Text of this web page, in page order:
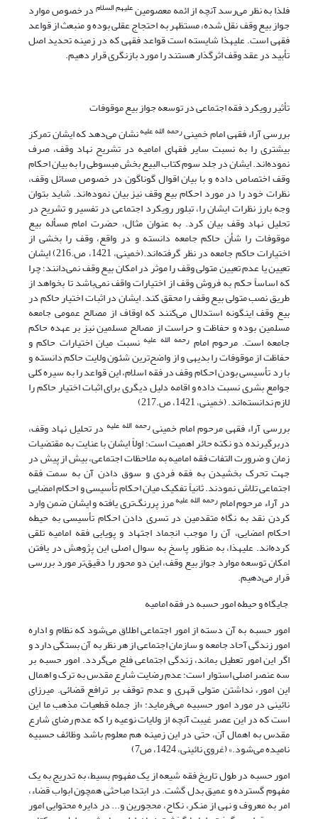
فلذا به نظر می‌رسد آنچه از ائمه معصومینعلیهم السلام در خصوص موارد
جواز بیع وقف نقل شده، مستظهر به احتجاج عقلی بوده و منبعث از قواعد
فقهی است. علیهذا شایسته است قواعد فقهی که در زمینه تحدید اصل
تأبید در عقد وقف اثرگذار هستند را مورد بازنگری قرار دهیم.
تأثیر رویکرد فقه اجتماعی در توسعه جواز بیع موقوفات
بررسی آراء فقهی امام خمینیرحمه الله علیهنشان می‌دهد که ایشان تمرکز
بیشتری را به نسبت سایر فقهای امامیه در تشریح نهاد وقف، صرف
نموده‌اند. ایشان در جلد سوم کتاب ‌البیع بخش مبسوطی را به بیان احکام
وقف اختصاص داده و با بیان اقوال گوناگون در خصوص مسائل وقف،
نظرات خود را در مورد احکام بیع وقف نیز بیان نموده‌اند. شاید بتوان
وجه بارز نظرات ایشان را، تبلور رویکرد اجتماعی در تفسیر و تشریح در
تحلیل نهاد وقف بیان کرد. به عنوان مثال، حضرت امام مسأله بیع
موقوفات را شأن حاکم جامعه دانسته و در واقع، وقف را بخشی از
اختیارات حاکم جامعه در نظر گرفته‌اند.(خمینی، 1421، ص.216) ایشان
تعیین یا عدم تعیین متولی وقف را موثر در امکان بیع وقف نمی‌‌دانند؛ چرا
که اساساً حکم به فروش وقف از اختیارات واقف نمی‌باشد تا بخواهد از
طریق نصب متولی بیع وقف را محقق کند. ایشان در اثبات اختیار حاکم در
بیع وقف اینگونه استدلال می‌کنند که اوقاف از مصالح عمومی جامعه
مسلمین بوده و حفاظت و حراست از مصالح مسلمین نیز بر عهده حاکم
جامعه است. مرحوم امام رحمه الله علیهنسبت میان اختیارات حاکم و
حفاظت از موقوفات را بدیهی و از واضح‌ترین شئون ولایت حاکم دانسته و
با رد تأسیسی بودن احکام وقف در فقه اسلام، این قواعد را به سیره کلی
جوامع بشری نسبت داده و اقامه دلیل دیگری برای اثبات اختیار حاکم را
لازم ندانسته‌اند. (خمینی، 1421، ص.217)
بررسی آراء فقهی مرحوم امام خمینیرحمه الله علیه در تحلیل نهاد وقف،
دربرگیرنده دو نکته حائر اهمیت است؛ اولاً ایشان با عنایت به مقتضیات
زمان و ضرورت التفات فقه امامیه به ملاحظات اجتماعی، بیش از پیش در
جهت تحرک بخشیدن به فقه فردی و سوق دادن آن به سمت فقه
اجتماعی تلاش نمودند. ثانیاً تفکیک میان احکام تأسیسی و احکام امضایی
در آراء مرحوم امامرحمه الله علیهمرز پررنگ‌تری یافته و ایشان ضمن وارد
کردن نقد به نگاه متقدمین در تسری دادن احکام تأسیسی به حیطه
احکام امضایی، آن را موجب انجماد اجتهاد و پویایی فقه امامیه تلقی
کرده‌اند. علیهذا، به منظور پاسخ به سوال اصلی این پژوهش در یافتن
امکان توسعه موارد جواز بیع وقف، این دو محور را دقیق‌تر مورد بررسی
قرار می‌دهیم.
جایگاه و حیطه امور حسبه در فقه امامیه
امور حسبه به آن دسته از امور اجتماعی اطلاق می‌شود که نظام و اداره
امور زندگی آحاد جامعه و سازمان اجتماعی از هر نظر به آن بستگی دارد و
اگر این امور تعطیل بماند، زندگی اجتماعی فلج می‌گردد. امور حسبه بر
سه عنصر اصلی استوار است؛ عدم رضایت شارع مقدس به ترک و اهمال
این امور، نداشتن متولی قهری و عدم توقف بر ترافع قضائی. میرزای
نائینی در مورد امور حسبیه می‌فرماید: «از جمله قطعیات مذهب ما این
است که در این عصر غیبت آنچه از ولایات نوعیه را که عدم رضای شارع
مقدس به اهمال آن، حتی در این زمینه هم معلوم باشد وظائف حسبیه
نامیده می‌شود.» (غروی نائینی، 1424، ص7)
امور حسبه در طول تاریخ فقه شیعه از یک مفهوم بسیط، به تدریج به یک
مفهوم گسترده و عمیق بدل گشت. در ابتدا مباحثی همچون ابواب قضاء،
امر به معروف و نهی از منکر، نکاح، محجورین و... در دایره محتوایی امور